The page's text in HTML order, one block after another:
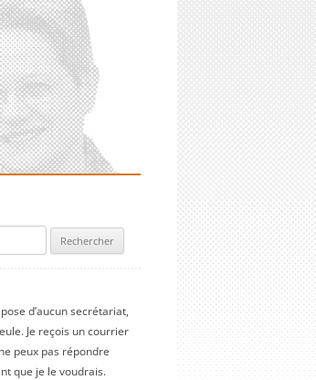
d’aucun secrétariat,
Je reçois un courrier
peux pas répondre
que je le voudrais.